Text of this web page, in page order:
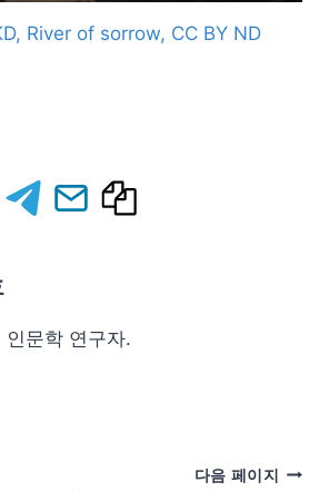
River of sorrow, CC BY ND
인문학 연구자.
다음 페이지